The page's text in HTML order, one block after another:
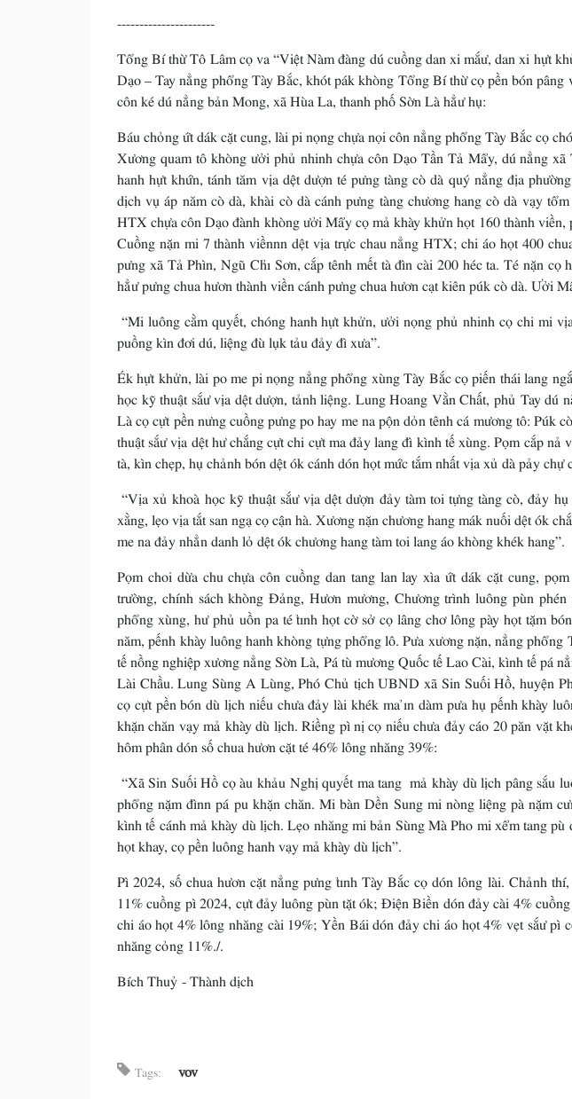
----------------------
Tổng Bí thừ Tô Lâm cọ va “Việt Nàm đàng dú cuồng dan xi mắư, dan xi hựt
Dạo – Tay nẳng phổng Tày Bắc, khót pák khòng Tổng Bí thừ cọ pền bón
côn ké dú nẳng bản Mong, xã Hùa La, thanh phố Sờn Là hẳư hụ:
Báu chỏng ứt dák cặt cung, lài pi nọng chựa nọi côn nẳng phổng Tày Bắc cọ
Xương quam tô khòng ưởi phủ nhinh chựa côn Dạo Tần Tả Mẩy, dú nẳng
hanh hựt khứn, tánh tăm vịa dệt dượn té pưng tàng cò dà quý nẳng địa
dịch vụ áp năm cò dà, khài cò dà cánh pưng tàng chương hang cò dà vạy
HTX chựa côn Dạo đành khòng ưởi Mẩy cọ mả khày khửn họt 160 thành
Cuồng nặn mi 7 thành viềnnn dệt vịa trực chau nẳng HTX; chi áo họt 400
pưng xã Tả Phìn, Ngũ Chỉ Sơn, cắp tênh mết tà đìn cài 200 héc ta. Té nặn cọ
hẳư pưng chua hươn thành viền cánh pưng chua hươn cạt kiên púk cò dà. Ưởi
“Mi luông cằm quyết, chóng hanh hựt khửn, ưởi nọng phủ nhinh cọ chi mi
puồng kìn đơi dú, liệng đù lụk tảu đảy đì xưa”.
Ék hựt khửn, lài po me pi nọng nẳng phổng xùng Tày Bắc cọ piến thái lang
học kỹ thuật sắư vịa dệt dượn, tảnh liệng. Lung Hoang Vằn Chất, phủ Tay dú
Là cọ cựt pền nưng cuồng pưng po hay me na pộn dỏn tênh cá mương tô: Púk
thuật sắư vịa dệt hư chắng cựt chi cựt ma đảy lang đì kình tế xùng. Pọm cắp nả
tà, kìn chẹp, hụ chảnh bón dệt ók cánh dón họt mức tắm nhất vịa xủ dà pảy chự
“Vịa xủ khoà học kỹ thuật sắư vịa dệt dượn đảy tàm toi tựng tàng cò, đảy
xằng, lẹo vịa tắt san ngạ cọ cận hà. Xương nặn chương hang mák nuối dệt ók
me na đảy nhẳn danh lỏ dệt ók chương hang tàm toi lang áo khòng khék hang”.
Pọm choi dừa chu chựa côn cuồng dan tang lan lay xìa ứt dák cặt cung,
trường, chính sách khòng Đảng, Hươn mương, Chương trình luông pùn
phổng xùng, hư phủ uồn pa té tỉnh họt cờ sở cọ lâng chơ lông pày họt tặm
năm, pếnh khày luông hanh khòng tựng phổng lô. Pưa xương nặn, nẳng
tế nồng nghiệp xương nẳng Sờn Là, Pá tù mương Quốc tế Lao Cài, kình tế pá
Lài Chầu. Lung Sùng A Lùng, Phó Chủ tịch UBND xã Sin Suối Hồ, huyện
cọ cựt pền bón dù lịch niếu chưa đảy lài khék ma ỉn dàm pưa hụ pếnh khày
khặn chăn vạy mả khày dù lịch. Riềng pì nị cọ niếu chưa đảy cáo 20 păn vặt
hôm phân dón số chua hươn cặt té 46% lông nhăng 39%:
“Xã Sin Suối Hồ cọ àu khảu Nghị quyết ma tang mả khày dù lịch pâng sắu
phổng nặm đìnn pá pu khặn chăn. Mi bàn Dền Sung mi nòng liệng pà nặm
kình tế cánh mả khày dù lịch. Lẹo nhăng mi bản Sùng Mà Pho mi xểm tang
họt khay, cọ pền luông hanh vạy mả khày dù lịch”.
Pì 2024, số chua hươn cặt nẳng pưng tỉnh Tày Bắc cọ dón lông lài. Chảnh
11% cuồng pì 2024, cựt đảy luông pùn tặt ók; Điện Biền dón đảy cài 4%
chi áo họt 4% lông nhăng cài 19%; Yền Bái dón đảy chi áo họt 4% vẹt sắư
nhăng cỏng 11%./.
Bích Thuỷ - Thành dịch
Tags: vov